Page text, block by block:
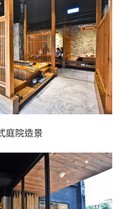
庭院造景